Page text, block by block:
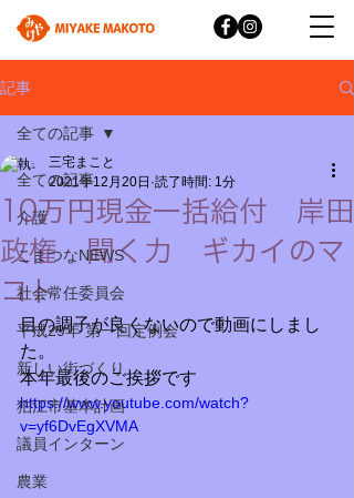
記事
全ての記事
介護
こまつなNEWS
社会常任委員会
平成29年 第一回定例会
新しい街づくり
狛江市基本計画
議員インターン
農業
全ての記事
10万円現金一括給付 岸田
政権 聞く力 ギカイのマ
コト
三宅まこと
2021年12月20日 読了時間: 1分
目の調子が良くないので動画にしまし
た。
本年最後のご挨拶です
https://www.youtube.com/watch?
v=yf6DvEgXVMA